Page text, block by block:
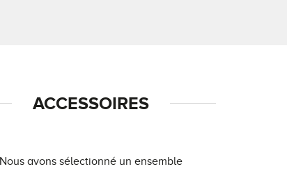
ACCESSOIRES
Nous avons sélectionné un ensemble